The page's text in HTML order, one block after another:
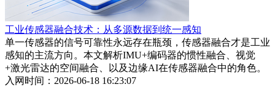
工业传感器融合技术：从多源数据到统一感知
单一传感器的信号可靠性永远存在瓶颈，传感器融合才是工业
感知的主流方向。本文解析IMU+编码器的惯性融合、视觉
+激光雷达的空间融合、以及边缘AI在传感器融合中的角色。
入网时间：2026-06-18 16:23:07